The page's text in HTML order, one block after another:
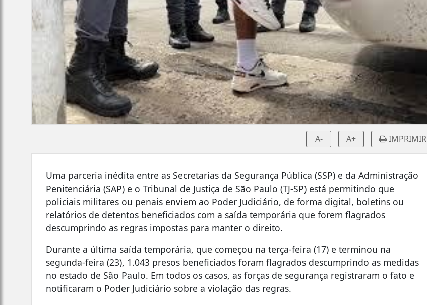
A- A+ IMPRIMIR
Uma parceria inédita entre as Secretarias da Segurança Pública (SSP) e da Administração
Penitenciária (SAP) e o Tribunal de Justiça de São Paulo (TJ-SP) está permitindo que
policiais militares ou penais enviem ao Poder Judiciário, de forma digital, boletins ou
relatórios de detentos beneficiados com a saída temporária que forem flagrados
descumprindo as regras impostas para manter o direito.
Durante a última saída temporária, que começou na terça-feira (17) e terminou na
segunda-feira (23), 1.043 presos beneficiados foram flagrados descumprindo as medidas
no estado de São Paulo. Em todos os casos, as forças de segurança registraram o fato e
notificaram o Poder Judiciário sobre a violação das regras.